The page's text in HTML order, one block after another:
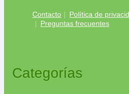
Contacto Política de
Preguntas frecuentes
Categorías